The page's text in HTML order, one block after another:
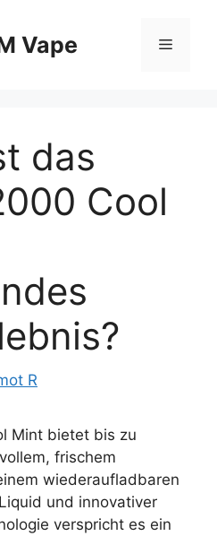
Vape
das
Cool
R
Mint bietet bis zu
frischem
wiederaufladbaren
und innovativer
verspricht es ein